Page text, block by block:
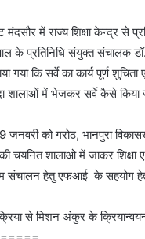
में राज्य शिक्षा केन्द्र से
के प्रतिनिधि संयुक्त संचालक
गया कि सर्वे का कार्य पूर्ण
में भेजकर सर्वे कैसे किया
को गरोठ, भानपुरा
चयनित शालाओ में जाकर
हेतु एफआई के सहयोग हेतु
से मिशन अंकुर के